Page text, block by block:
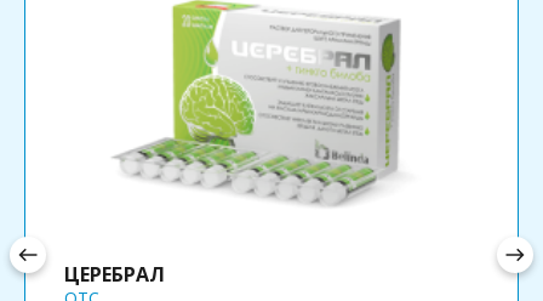
ЦЕРЕБРАЛ
west east